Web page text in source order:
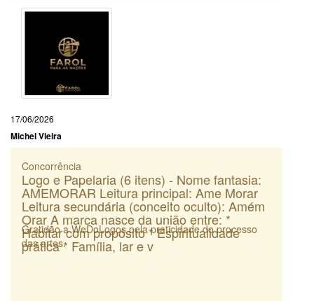
17/06/2026
Michel Vieira
Concorrência
Logo e Papelaria (6 itens) - Nome fantasia:
AMEMORAR Leitura principal: Ame Morar
Leitura secundária (conceito oculto): Amém
Orar A marca nasce da união entre: *
Habitar com propósito * Espiritualidade
prática * Família, lar e v
Gratidão a WeDoLogos pela praticidade do processo
das artes.